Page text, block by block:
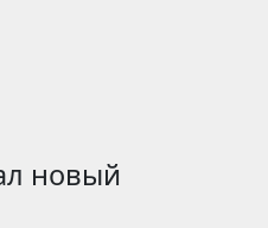
новый